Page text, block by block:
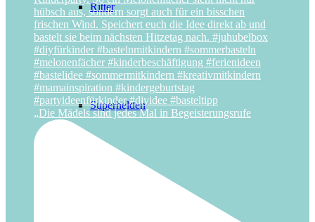
Ritter
Superhelden
„Die Mädels sind jedes Mal in Begeisterungsrufe